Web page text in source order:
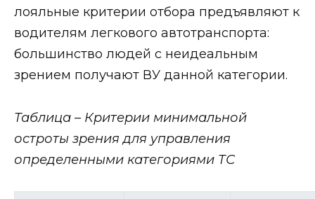
лояльные критерии отбора предъявляют к
водителям легкового автотранспорта:
большинство людей с неидеальным
зрением получают ВУ данной категории.
Таблица – Критерии минимальной
остроты зрения для управления
определенными категориями ТС